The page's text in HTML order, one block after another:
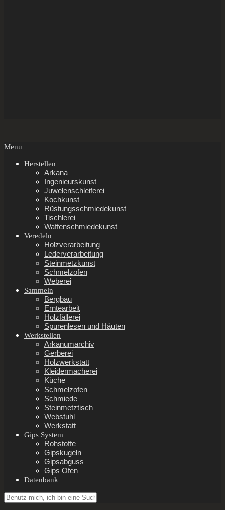
Secondary
Menu
Menu
Herstellen
Arkana
Ingenieurskunst
Juwelenschleiferei
Kochkunst
Rüstungsschmiedekunst
Tischlerei
Waffenschmiedekunst
Veredeln
Holzverarbeitung
Lederverarbeitung
Steinmetzkunst
Schmelzofen
Weberei
Sammeln
Bergbau
Erntearbeit
Holzfällerei
Spurenlesen und Häuten
Werkstellen
Arkanumarchiv
Gerberei
Holzwerkstatt
Kleidermacherei
Küche
Schmelzofen
Schmiede
Steinmetztisch
Webstuhl
Werkstatt
Gips System
Rohstoffe
Gipskugeln
Gipsabguss
Gips Ofen
Datenbank